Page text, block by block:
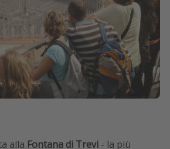
alla Fontana di Trevi - la più